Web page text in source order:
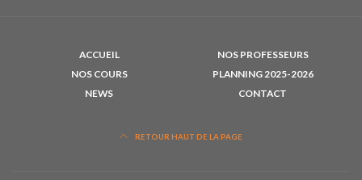
ACCUEIL
NOS PROFESSEURS
NOS COURS
PLANNING 2025-2026
NEWS
CONTACT
RETOUR HAUT DE LA PAGE